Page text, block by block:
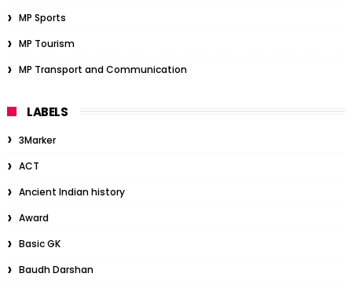
MP Sports
MP Tourism
MP Transport and Communication
LABELS
3Marker
ACT
Ancient Indian history
Award
Basic GK
Baudh Darshan